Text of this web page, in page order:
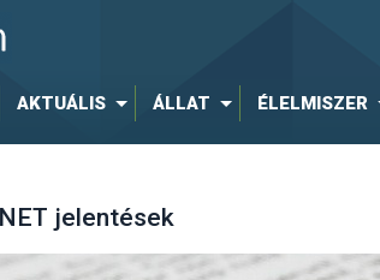
AKTUÁLIS ÁLLAT ÉLELMISZER
jelentések